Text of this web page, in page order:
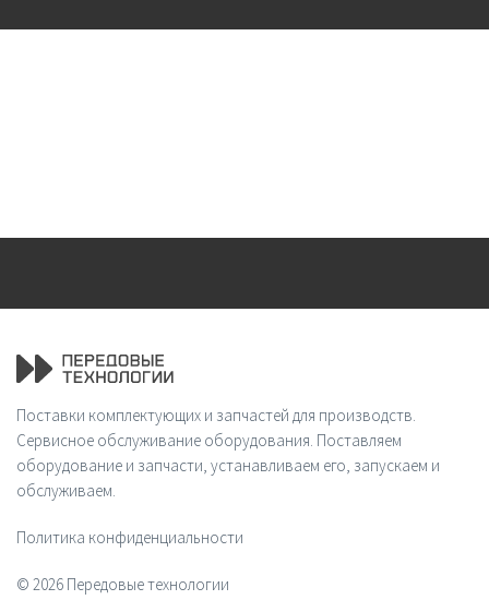
Поставки комплектующих и запчастей для производств.
Сервисное обслуживание оборудования. Поставляем
оборудование и запчасти, устанавливаем его, запускаем и
обслуживаем.
Политика конфиденциальности
© 2026 Передовые технологии